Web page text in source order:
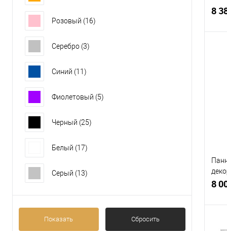
Розовый (16)
Серебро (3)
Синий (11)
Фиолетовый (5)
Черный (25)
Белый (17)
Серый (13)
Показать Сбросить
8
H71
8